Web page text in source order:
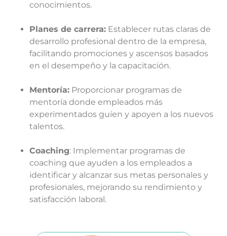
conocimientos.
Planes de carrera: Establecer rutas claras de
desarrollo profesional dentro de la empresa,
facilitando promociones y ascensos basados
en el desempeño y la capacitación.
Mentoría: Proporcionar programas de
mentoría donde empleados más
experimentados guíen y apoyen a los nuevos
talentos.
Coaching: Implementar programas de
coaching que ayuden a los empleados a
identificar y alcanzar sus metas personales y
profesionales, mejorando su rendimiento y
satisfacción laboral.